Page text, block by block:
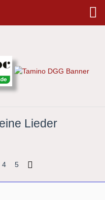
Lieder
4 5